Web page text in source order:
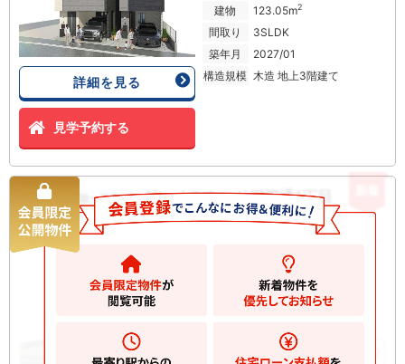
詳細を見る
見学予約する
建物 123.05m2
間取り
3SLDK
築年月
2027/01
構造規模 木造 地上3階建て
新築一戸建て
グレイスウッド鋼管通1丁目 新築
一戸建て
川崎市川崎区鋼管通
61.07m2
お気に入りに追加